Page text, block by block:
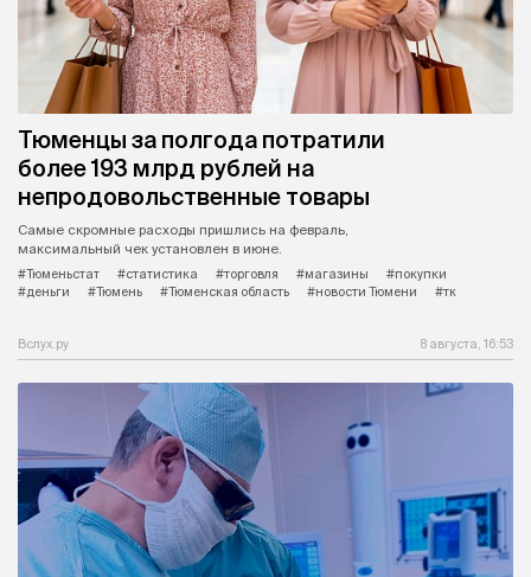
Тюменцы за полгода потратили
более 193 млрд рублей на
непродовольственные товары
Самые скромные расходы пришлись на февраль,
максимальный чек установлен в июне.
#Тюменьстат
#статистика #торговля #магазины
#покупки
#деньги
#Тюмень #Тюменская область #новости Тюмени #тк
Вслух.ру 8 августа, 16:53